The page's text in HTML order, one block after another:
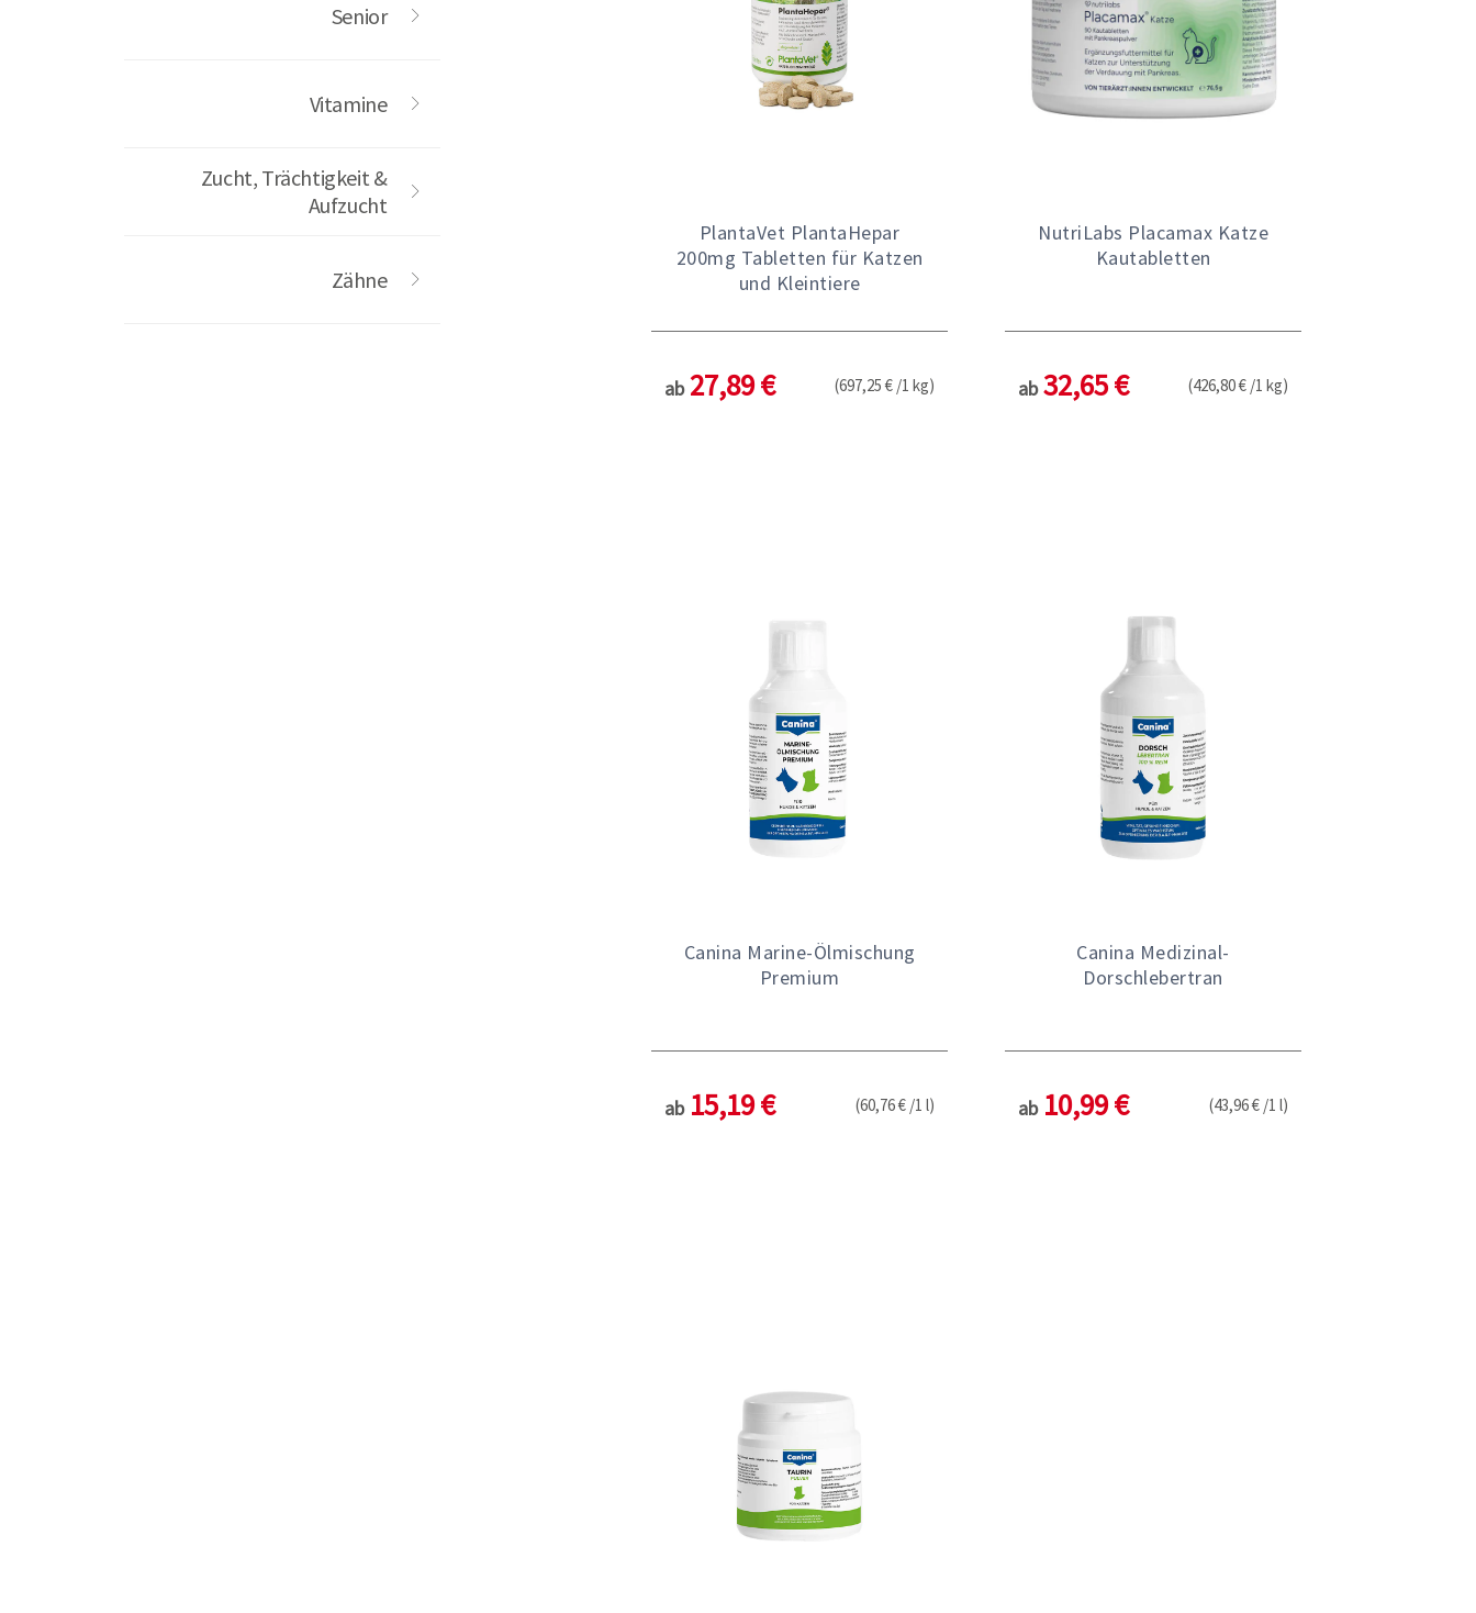
Senior
Vitamine
Zucht, Trächtigkeit &
Aufzucht
Zähne
PlantaVet PlantaHepar
200mg Tabletten für Katzen
und Kleintiere
ab 27,89 € (697,25 € /1 kg)
NutriLabs Placamax Katze
Kautabletten
ab 32,65 € (426,80 € /1 kg)
Canina Marine-Ölmischung
Premium
ab 15,19 € (60,76 € /1 l)
Canina Medizinal-
Dorschlebertran
ab 10,99 € (43,96 € /1 l)